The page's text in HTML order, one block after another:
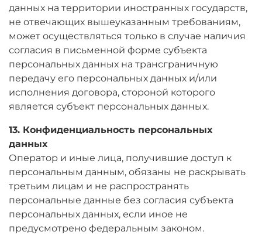
данных на территории иностранных государств,
не отвечающих вышеуказанным требованиям,
может осуществляться только в случае наличия
согласия в письменной форме субъекта
персональных данных на трансграничную
передачу его персональных данных и/или
исполнения договора, стороной которого
является субъект персональных данных.
13. Конфиденциальность персональных
данных
Оператор и иные лица, получившие доступ к
персональным данным, обязаны не раскрывать
третьим лицам и не распространять
персональные данные без согласия субъекта
персональных данных, если иное не
предусмотрено федеральным законом.